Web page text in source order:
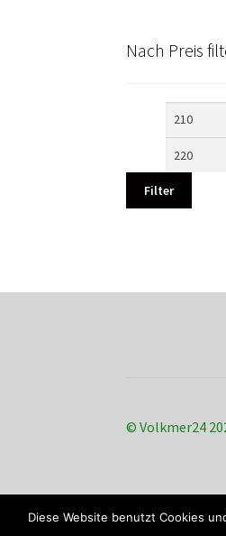
Nach Preis
Min.
Filter
© Volkmer24
Diese Website benutzt Cookies